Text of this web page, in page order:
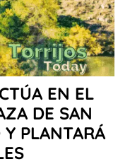
EN EL
DE SAN
PLANTARÁ